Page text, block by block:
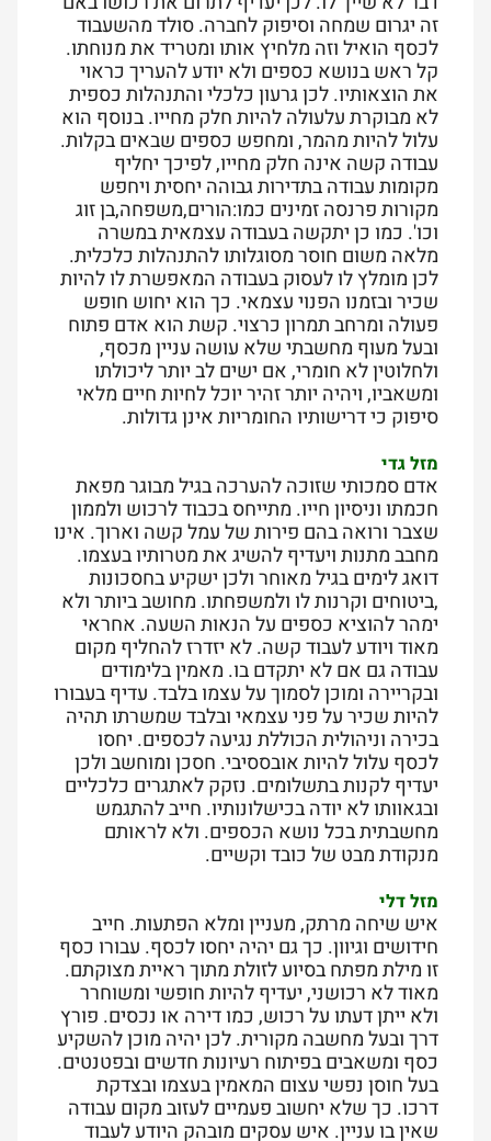
זה יגרום שמחה וסיפוק לחברה. סולד מהשעבוד
לכסף הואיל וזה מלחיץ אותו ומטריד את מנוחתו.
קל ראש בנושא כספים ולא יודע להעריך כראוי
את הוצאותיו. לכן גרעון כלכלי והתנהלות כספית
לא מבוקרת עלעולה להיות חלק מחייו. בנוסף הוא
עלול להיות מהמר, ומחפש כספים שבאים בקלות.
עבודה קשה אינה חלק מחייו, לפיכך יחליף
מקומות עבודה בתדירות גבוהה יחסית ויחפש
מקורות פרנסה זמינים כמו:הורים,משפחה,בן זוג
וכו'. כמו כן יתקשה בעבודה עצמאית במשרה
מלאה משום חוסר מסוגלותו להתנהלות כלכלית.
לכן מומלץ לו לעסוק בעבודה המאפשרת לו להיות
שכיר ובזמנו הפנוי עצמאי. כך הוא יחוש חופש
פעולה ומרחב תמרון כרצוי. קשת הוא אדם פתוח
ובעל מעוף מחשבתי שלא עושה עניין מכסף,
ולחלוטין לא חומרי, אם ישים לב יותר ליכולתו
ומשאביו, ויהיה יותר זהיר יוכל לחיות חיים מלאי
סיפוק כי דרישותיו החומריות אינן גדולות.
מזל גדי
אדם סמכותי שזוכה להערכה בגיל מבוגר מפאת
חכמתו וניסיון חייו. מתייחס בכבוד לרכוש ולממון
שצבר ורואה בהם פירות של עמל קשה וארוך. אינו
מחבב מתנות ויעדיף להשיג את מטרותיו בעצמו.
דואג לימים בגיל מאוחר ולכן ישקיע בחסכונות
,ביטוחים וקרנות לו ולמשפחתו. מחושב ביותר ולא
ימהר להוציא כספים על הנאות השעה. אחראי
מאוד ויודע לעבוד קשה. לא יזדרז להחליף מקום
עבודה גם אם לא יתקדם בו. מאמין בלימודים
ובקריירה ומוכן לסמוך על עצמו בלבד. עדיף בעבורו
להיות שכיר על פני עצמאי ובלבד שמשרתו תהיה
בכירה וניהולית הכוללת נגיעה לכספים. יחסו
לכסף עלול להיות אובססיבי. חסכן ומוחשב ולכן
יעדיף לקנות בתשלומים. נזקק לאתגרים כלכליים
ובגאוותו לא יודה בכישלונותיו. חייב להתגמש
מחשבתית בכל נושא הכספים. ולא לראותם
מנקודת מבט של כובד וקשיים.
מזל דלי
איש שיחה מרתק, מעניין ומלא הפתעות. חייב
חידושים וגיוון. כך גם יהיה יחסו לכסף. עבורו כסף
זו מילת מפתח בסיוע לזולת מתוך ראיית מצוקתם.
מאוד לא רכושני, יעדיף להיות חופשי ומשוחרר
ולא ייתן דעתו על רכוש, כמו דירה או נכסים. פורץ
דרך ובעל מחשבה מקורית. לכן יהיה מוכן להשקיע
כסף ומשאבים בפיתוח רעיונות חדשים ובפטנטים.
בעל חוסן נפשי עצום המאמין בעצמו ובצדקת
דרכו. כך שלא יחשוב פעמיים לעזוב מקום עבודה
שאין בו עניין. איש עסקים מובהק היודע לעבוד